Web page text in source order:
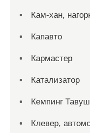
Кам-хан,
Капавто
Кармастер
Катализатор
Кемпинг
Клевер,